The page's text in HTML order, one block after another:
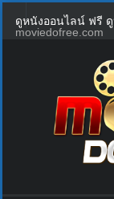
ดูหนังออนไลน์ ฟรี
moviedofree.com